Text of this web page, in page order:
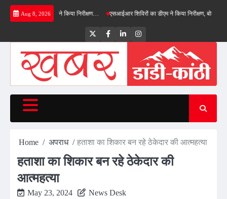
Skip
Aug 8, 2026
का डीएम ने किया निरीक्षण… एसआईआर शिविरों का डीएम ने किया निरीक्षण, बोले—कोई
TwitterFacebookLinkedInInstagram
Home अपराध हताशा का शिकार बन रहे ठेकेदार की आत्महत्या
हताशा का शिकार बन रहे ठेकेदार की
आत्महत्या
May 23, 2024 News Desk